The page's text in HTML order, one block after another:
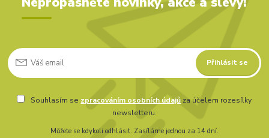
Přihlásit se
Souhlasím se zpracováním osobních údajů za účelem rozesílky
newsletteru.
Můžete se kdykoli odhlásit. Zasíláme jednou za 14 dní.